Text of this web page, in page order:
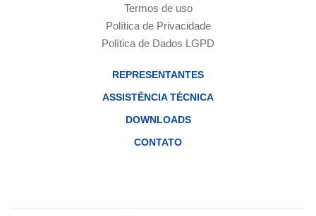
Termos de uso
Política de Privacidade
Política de Dados LGPD
REPRESENTANTES
ASSISTÊNCIA TÉCNICA
DOWNLOADS
CONTATO